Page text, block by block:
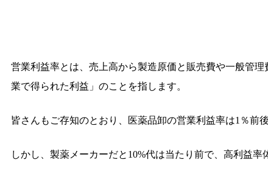
営業利益率とは、売上高から製造原価と販売費や一般管
業で得られた利益」のことを指します。
皆さんもご存知のとおり、医薬品卸の営業利益率は1％前
しかし、製薬メーカーだと10%代は当たり前で、高利益